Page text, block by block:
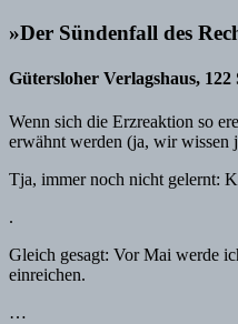
»Der Sündenfall des
Gütersloher Verlagshaus, 122
Wenn sich die Erzreaktion so
erwähnt werden (ja, wir wissen
Tja, immer noch nicht gelernt:
.
Gleich gesagt: Vor Mai werde
einreichen.
…